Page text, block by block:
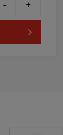
- +